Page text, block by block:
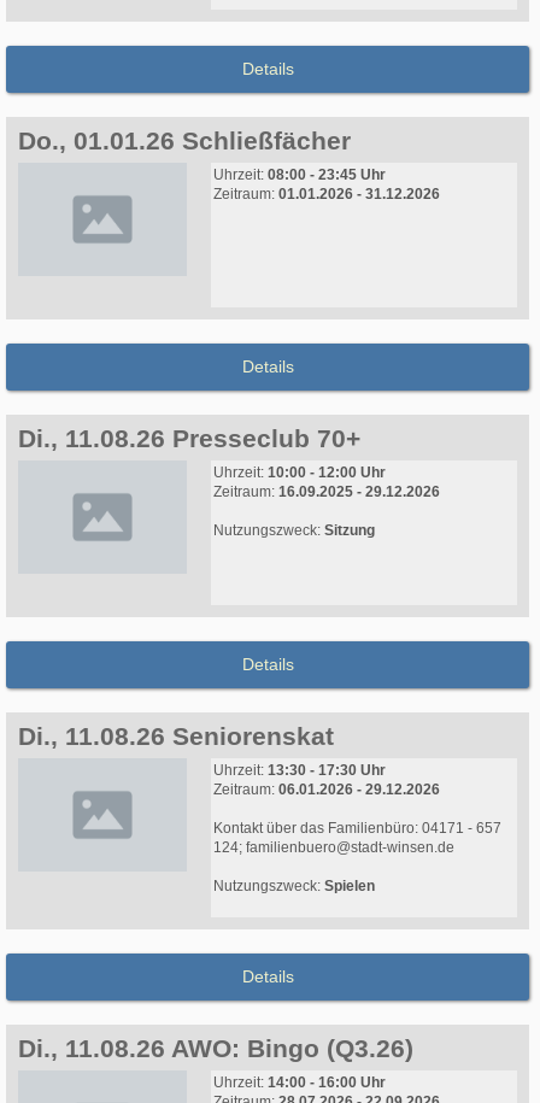
Details
Do., 01.01.26 Schließfächer
Uhrzeit: 08:00 - 23:45 Uhr
Zeitraum: 01.01.2026 - 31.12.2026
Details
Di., 11.08.26 Presseclub 70+
Uhrzeit: 10:00 - 12:00 Uhr
Zeitraum: 16.09.2025 - 29.12.2026
Nutzungszweck: Sitzung
Details
Di., 11.08.26 Seniorenskat
Uhrzeit: 13:30 - 17:30 Uhr
Zeitraum: 06.01.2026 - 29.12.2026
Kontakt über das Familienbüro: 04171 - 657
124; familienbuero@stadt-winsen.de
Nutzungszweck: Spielen
Details
Di., 11.08.26 AWO: Bingo (Q3.26)
Uhrzeit: 14:00 - 16:00 Uhr